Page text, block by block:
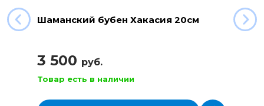
Шаманский бубен Хакасия 20см
3 500 руб.
Товар есть в наличии